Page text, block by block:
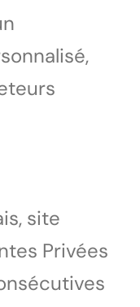
site
Privées